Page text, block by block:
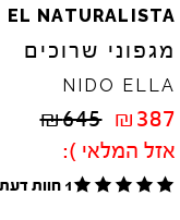
ELIA
GOLA
HOKA
EL NATURALISTA
מגפוני שרוכים
NIDO ELLA
₪645 ₪387
אזל המלאי ):
1 חוות דעת